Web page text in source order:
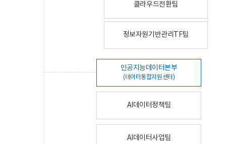
클라우드전환팀
정보자원기반관리TF팀
인공지능데이터본부
(데이터통합지원센터)
AI데이터정책팀
AI데이터사업팀